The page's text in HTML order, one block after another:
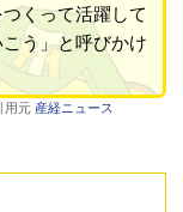
くって活躍して
う」と呼びかけ
用元 産経ニュース